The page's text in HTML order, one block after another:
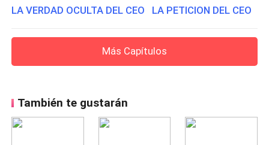
LA VERDAD OCULTA DEL CEO LA PETICION DEL CEO
Más Capítulos
También te gustarán